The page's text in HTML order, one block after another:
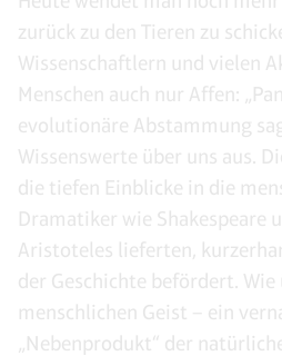
zurück zu den Tieren zu
Wissenschaftlern und vielen
Menschen auch nur Affen:
evolutionäre Abstammung
Wissenswerte über uns aus.
die tiefen Einblicke in die
Dramatiker wie Shakespeare
Aristoteles lieferten,
der Geschichte befördert.
menschlichen Geist – ein
„Nebenprodukt“ der